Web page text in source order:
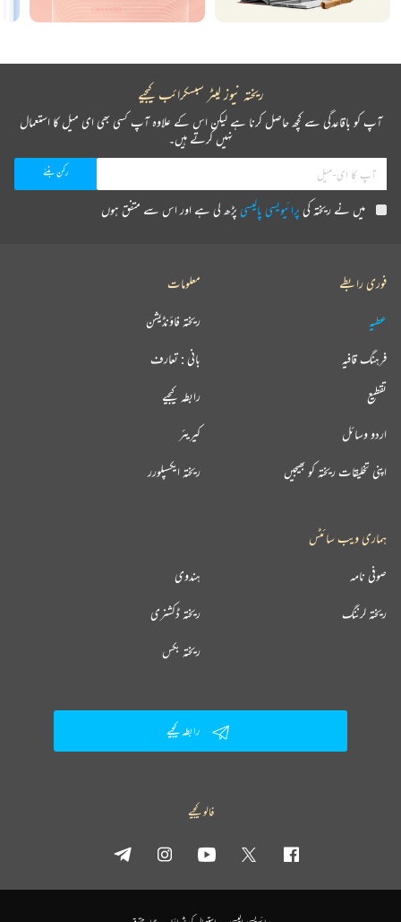
ریختہ نیوز لیٹر سبسکرائب کیجیے
آپ کو باقاعدگی سے کچھ حاصل کرنا ہے لیکن اس کے علاوہ آپ کسی بھی ای میل کا استعمال
نہیں کرتے ہیں۔
میں نے ریختہ کیپرائیویسی پالیسیپڑھ لی ہے اور اس سے متفق ہوں
فوری رابطے
عطیہ
فرہنگ قافیہ
تقطیع
اردو وسائل
اپنی تخلیقات ریختہ کو بھیجیں
معلومات
ریختہ فاؤنڈیشن
بانی : تعارف
رابطہ کیجیے
کیریئر
ریختہ ایکسپلورر
ہماری ویب سائٹس
ہندوی صوفی نامہ
ریختہ ڈکشنری ریختہ لرننگ
ریختہ بکس
رابطہ کیجیے
فالو کیجیے